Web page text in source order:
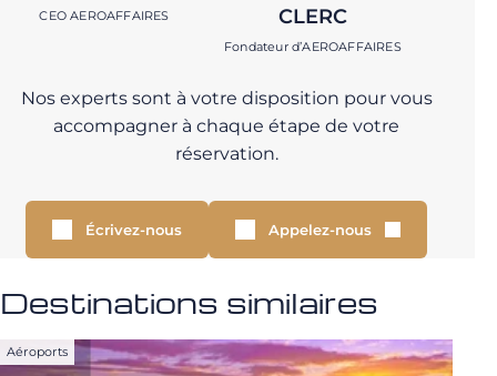
CEO AEROAFFAIRES
CLERC
Fondateur d’AEROAFFAIRES
Nos experts sont à votre disposition pour vous
accompagner à chaque étape de votre
réservation.
Écrivez-nous Appelez-nous
Destinations similaires
Aéroports